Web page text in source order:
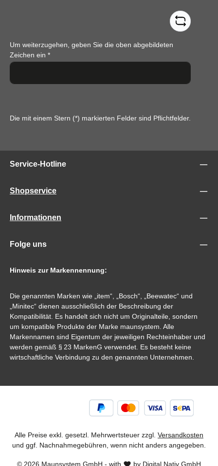
Um weiterzugehen, geben Sie die oben abgebildeten
Zeichen ein *
Die mit einem Stern (*) markierten Felder sind Pflichtfelder.
Service-Hotline
Shopservice
Informationen
Folge uns
Hinweis zur Markennennung:
Die genannten Marken wie „item“, „Bosch“, „Beewatec“ und
„Minitec“ dienen ausschließlich der Beschreibung der
Kompatibilität. Es handelt sich nicht um Originalteile, sondern
um kompatible Produkte der Marke maunsystem. Alle
Markennamen sind Eigentum der jeweiligen Rechteinhaber und
werden gemäß § 23 MarkenG verwendet. Es besteht keine
wirtschaftliche Verbindung zu den genannten Unternehmen.
© 2026 Maunsystem GmbH - with by Digital Nativ GmbH
Alle Preise exkl. gesetzl. Mehrwertsteuer zzgl. Versandkosten
und ggf. Nachnahmegebühren, wenn nicht anders angegeben.